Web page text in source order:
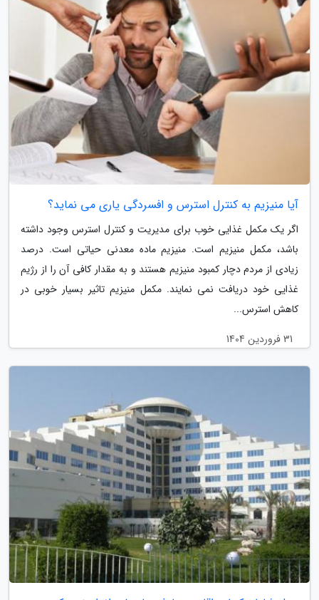
آیا منیزیم به کنترل استرس و افسردگی یاری می نماید؟
اگر یک مکمل غذایی خوب برای مدیریت و کنترل استرس وجود داشته
باشد، مکمل منیزیم است. منیزیم ماده معدنی حیاتی است. درصد
زیادی از مردم دچار کمبود منیزیم هستند و به مقدار کافی آن را از رژیم
غذایی خود دریافت نمی نمایند. مکمل منیزیم تاثیر بسیار خوبی در
کاهش استرس...
31 فروردین 1404